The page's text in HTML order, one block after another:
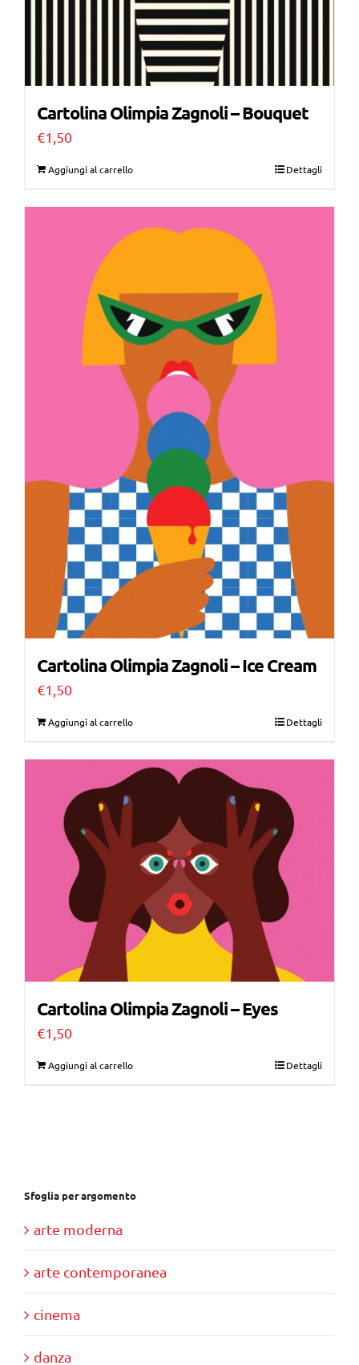
Cartolina Olimpia Zagnoli – Bouquet
€1,50
Aggiungi al carrello Dettagli
Cartolina Olimpia Zagnoli – Ice Cream
€1,50
Aggiungi al carrello Dettagli
Cartolina Olimpia Zagnoli – Eyes
€1,50
Aggiungi al carrello Dettagli
Sfoglia per argomento
arte moderna
arte contemporanea
cinema
danza